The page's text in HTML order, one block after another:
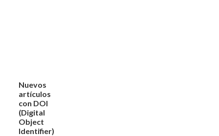
Nuevos
artículos
con DOI
(Digital
Object
Identifier)